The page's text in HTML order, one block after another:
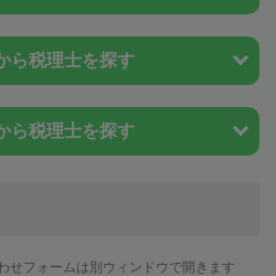
ら税理士を探す
ら税理士を探す
せフォームは別ウィンドウで開きます